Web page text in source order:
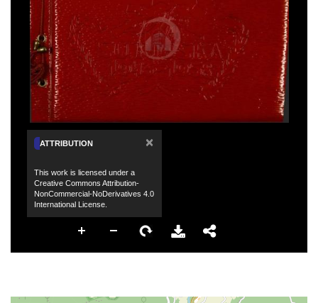
ATTRIBUTION ×
This work is licensed under a
Creative Commons Attribution-
NonCommercial-NoDerivatives 4.0
International License.